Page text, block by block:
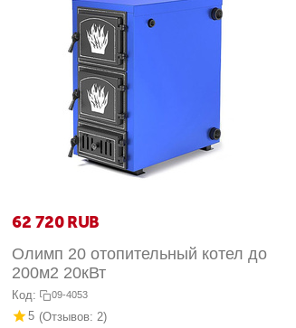
62 720 RUB
Олимп 20 отопительный котел до
200м2 20кВт
Код: 09-4053
5 (Отзывов: 2)